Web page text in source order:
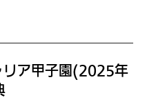
ア甲子園(2025年